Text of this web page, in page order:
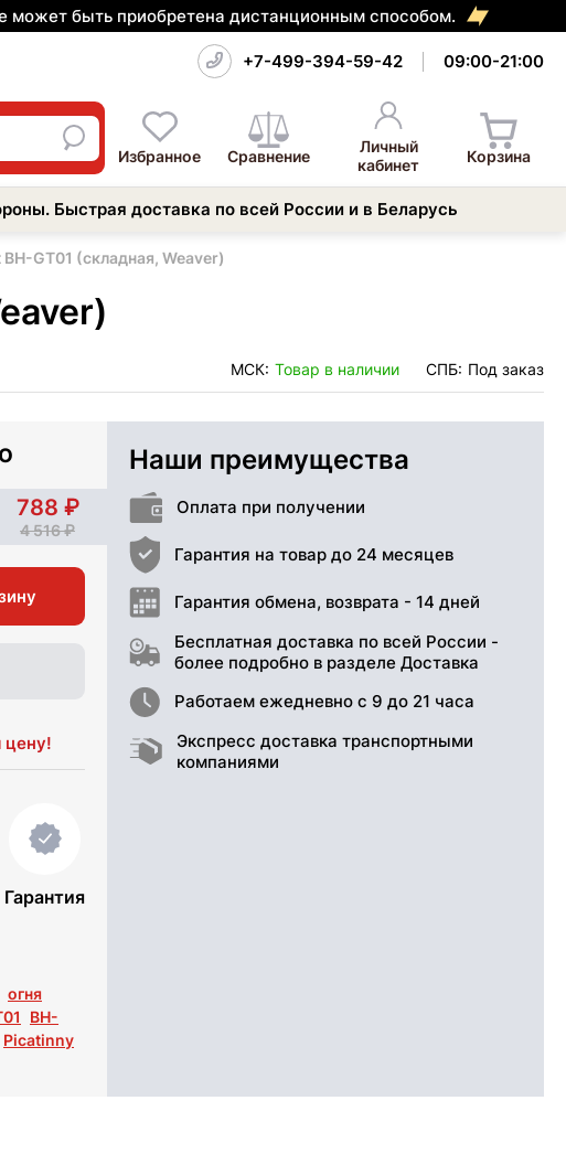
может быть приобретена дистанционным способом.
+7-499-394-59-42 09:00-21:00
Избранное Сравнение
Личный
кабинет
Корзина
Быстрая доставка по всей России и в Беларусь
GT01 (складная, Weaver)
МСК: Товар в наличии СПБ: Под заказ
788
4 516
цену!
Гарантия
огня
BH-
Picatinny
Наши преимущества
Оплата при получении
Гарантия на товар до 24 месяцев
Гарантия обмена, возврата - 14 дней
Бесплатная доставка по всей России -
более подробно в разделе Доставка
Работаем ежедневно с 9 до 21 часа
Экспресс доставка транспортными
компаниями